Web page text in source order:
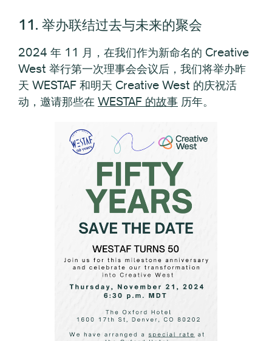
11. 举办联结过去与未来的聚会
2024 年 11 月，在我们作为新命名的 Creative
West 举行第一次理事会会议后，我们将举办昨
天 WESTAF 和明天 Creative West 的庆祝活
动，邀请那些在 WESTAF 的故事 历年。